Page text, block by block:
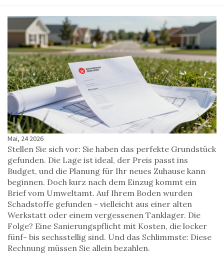
Mai, 24 2026
Stellen Sie sich vor: Sie haben das perfekte Grundstück
gefunden. Die Lage ist ideal, der Preis passt ins
Budget, und die Planung für Ihr neues Zuhause kann
beginnen. Doch kurz nach dem Einzug kommt ein
Brief vom Umweltamt. Auf Ihrem Boden wurden
Schadstoffe gefunden - vielleicht aus einer alten
Werkstatt oder einem vergessenen Tanklager. Die
Folge? Eine Sanierungspflicht mit Kosten, die locker
fünf- bis sechsstellig sind. Und das Schlimmste: Diese
Rechnung müssen Sie allein bezahlen.